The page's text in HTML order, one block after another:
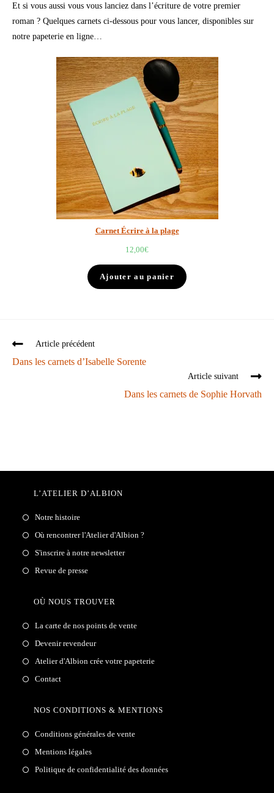
Et si vous aussi vous vous lanciez dans l’écriture de votre premier
roman ? Quelques carnets ci-dessous pour vous lancer, disponibles sur
notre papeterie en ligne…
Carnet Écrire à la plage
12,00€
Ajouter au panier
Article précédent
Dans les carnets d’Isabelle Sorente
Article suivant
Dans les carnets de Sophie Horvath
L’ATELIER D’ALBION
Notre histoire
Où rencontrer l'Atelier d'Albion ?
S'inscrire à notre newsletter
Revue de presse
OÙ NOUS TROUVER
La carte de nos points de vente
Devenir revendeur
Atelier d'Albion crée votre papeterie
Contact
NOS CONDITIONS & MENTIONS
Conditions générales de vente
Mentions légales
Politique de confidentialité des données